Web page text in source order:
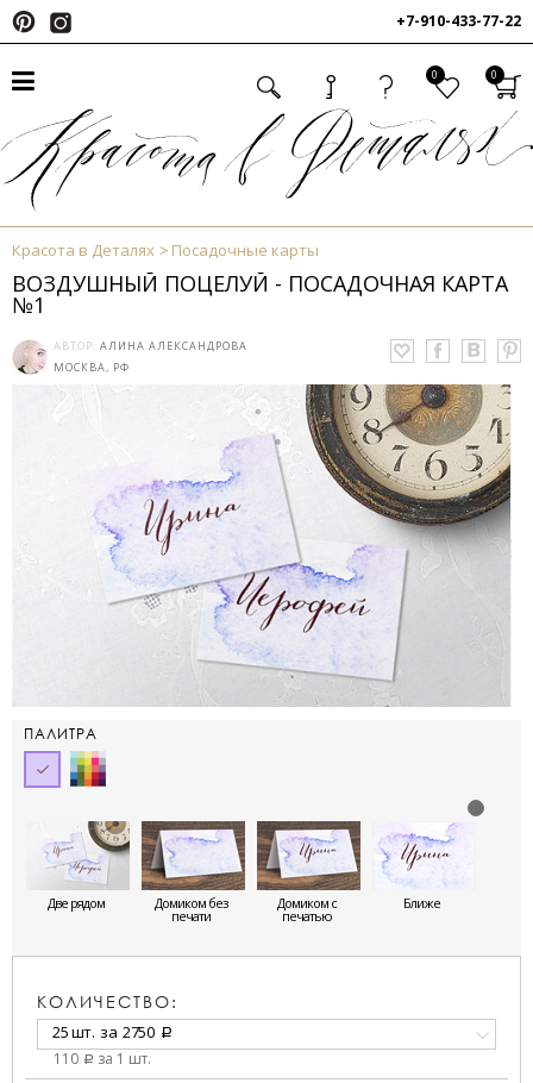
+7-910-433-77-22
0 0
Красота в Деталях Посадочные карты
ВОЗДУШНЫЙ ПОЦЕЛУЙ - ПОСАДОЧНАЯ КАРТА
№1
АВТОР: АЛИНА АЛЕКСАНДРОВА
МОСКВА, РФ
ПАЛИТРА
Две рядом Домиком без
печати
Домиком с
печатью
Ближе
КОЛИЧЕСТВО:
25 шт. за 2750 a
110 a за 1 шт.